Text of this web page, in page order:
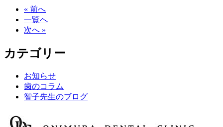
« 前へ
一覧へ
次へ »
カテゴリー
お知らせ
歯のコラム
智子先生のブログ